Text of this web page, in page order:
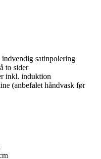
satinpolering
to sider
inkl. induktion
(anbefalet håndvask før